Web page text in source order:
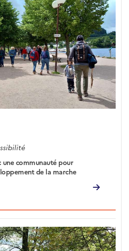
une communauté pour
de la marche